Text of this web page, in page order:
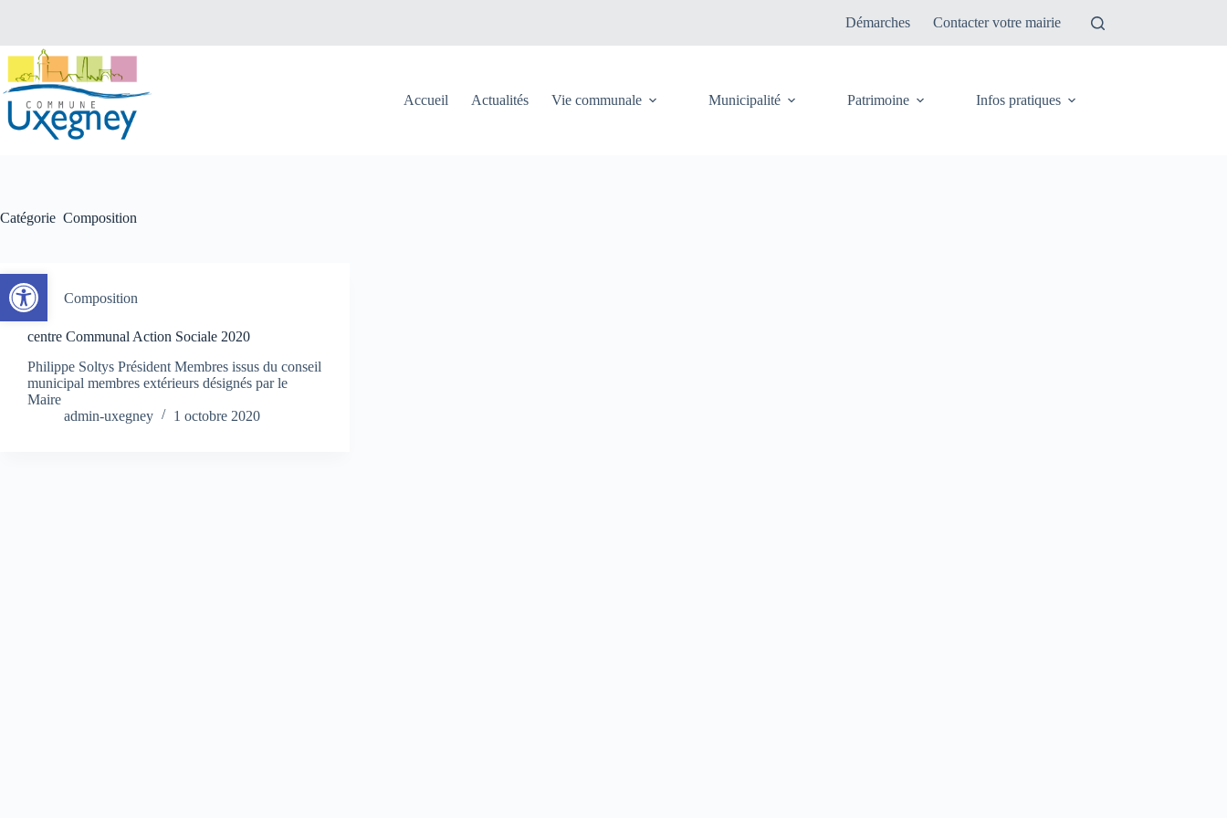
Ouvrir la barre d’outils
Démarches Contacter votre mairie
Accueil Actualités Vie communale Municipalité Patrimoine Infos pratiques
Catégorie Composition
Composition
centre Communal Action Sociale 2020
Philippe Soltys Président Membres issus du conseil
municipal membres extérieurs désignés par le
Maire
admin-uxegney
1 octobre 2020